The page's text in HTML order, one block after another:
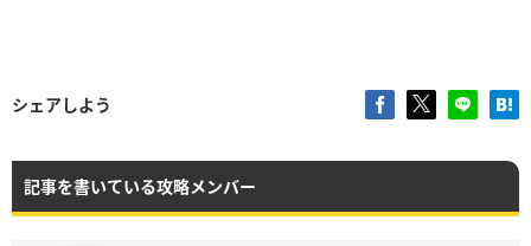
シェアしよう
記事を書いている攻略メンバー